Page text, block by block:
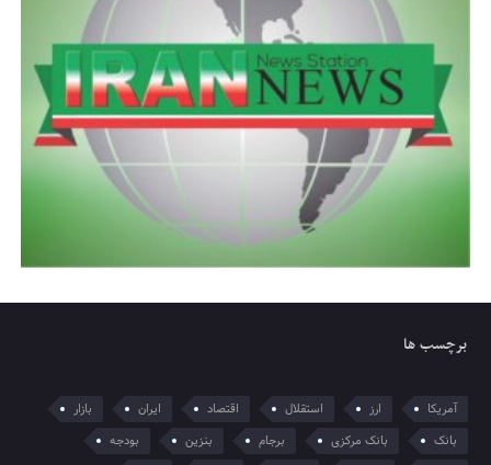
برچسب ها
آمریکا ارز استقلال اقتصاد ایران
بازار
بانک
بانک مرکزی برجام بنزین
بودجه